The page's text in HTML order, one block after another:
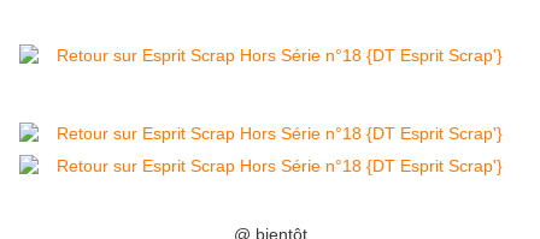
@ bientôt